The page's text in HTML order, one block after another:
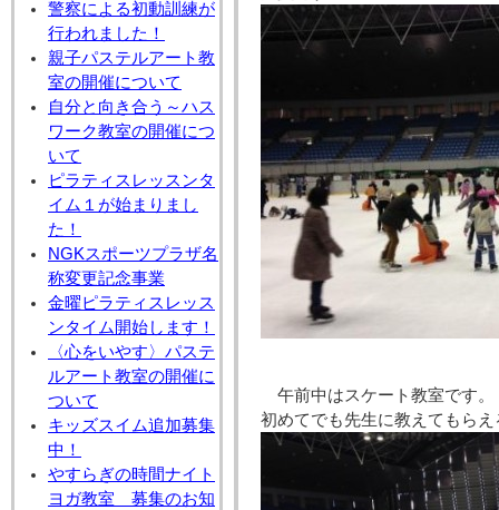
警察による初動訓練が
行われました！
親子パステルアート教
室の開催について
自分と向き合う～ハス
ワーク教室の開催につ
いて
ピラティスレッスンタ
イム１が始まりまし
た！
NGKスポーツプラザ名
称変更記念事業
金曜ピラティスレッス
ンタイム開始します！
〈心をいやす〉パステ
ルアート教室の開催に
ついて
キッズスイム追加募集
中！
やすらぎの時間ナイト
ヨガ教室 募集のお知
午前中はスケート教室です。
初めてでも先生に教えてもら